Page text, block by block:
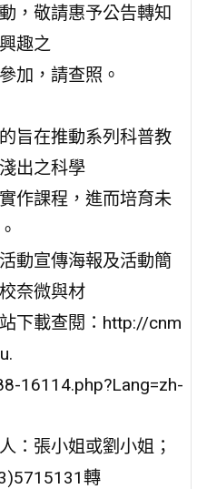
，敬請惠予公告轉知
趣之
加，請查照。
旨在推動系列科普教
出之科學
作課程，進而培育未
動宣傳海報及活動簡
奈微與材
下載查閱：http://cnm
16114.php?Lang=zh-
：張小姐或劉小姐；
轉